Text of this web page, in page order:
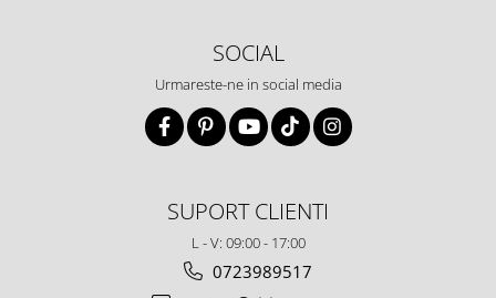
SOCIAL
Urmareste-ne in social media
SUPORT CLIENTI
L - V: 09:00 - 17:00
0723989517